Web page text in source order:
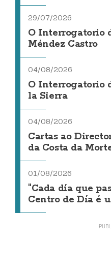
29/07/2026
O Interrogatorio
Méndez Castro
04/08/2026
O Interrogatorio
la Sierra
04/08/2026
Cartas ao
da Costa da
01/08/2026
"Cada día que
Centro de Día é